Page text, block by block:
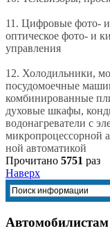
11. Цифровые фото-
оптическое фото- и
управления
12. Холодильники,
посудомоечные
комбинированные
духовые шкафы,
водонагреватели с
микропроцессорной
ной автоматикой
Прочитано 5751 раз
Наверх
Автомобилистам